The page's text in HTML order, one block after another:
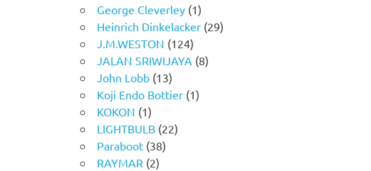
George Cleverley (1)
Heinrich Dinkelacker (29)
J.M.WESTON (124)
JALAN SRIWIJAYA (8)
John Lobb (13)
Koji Endo Bottier (1)
KOKON (1)
LIGHTBULB (22)
Paraboot (38)
RAYMAR (2)